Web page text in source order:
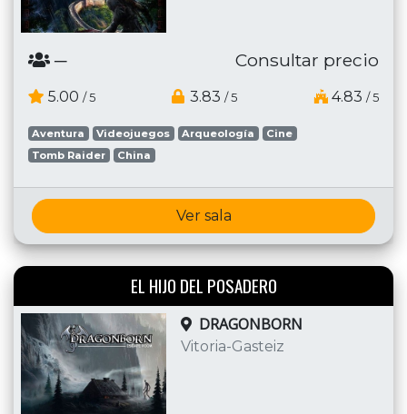
─ Consultar precio
5.00 / 5 3.83 / 5 4.83 / 5
Aventura Videojuegos Arqueología
Cine
Tomb Raider
China
Ver sala
EL HIJO DEL POSADERO
DRAGONBORN
Vitoria-Gasteiz